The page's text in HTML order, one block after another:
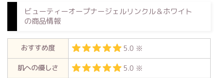
ビューティーオープナージェルリンクル＆ホワイト
の商品情報
おすすめ度
5.0 ※
肌への優しさ
5.0 ※